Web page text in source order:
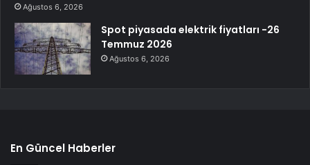
Ağustos 6, 2026
Spot piyasada elektrik fiyatları -26
Temmuz 2026
Ağustos 6, 2026
En Güncel Haberler